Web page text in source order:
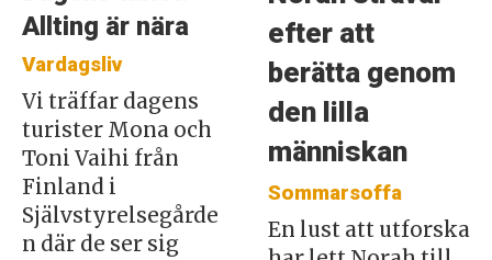
Allting är nära
Vardagsliv
Vi träffar dagens
turister Mona och
Toni Vaihi från
Finland i
Självstyrelsegårde
n där de ser sig
efter att
berätta genom
den lilla
människan
Sommarsoffa
En lust att utforska